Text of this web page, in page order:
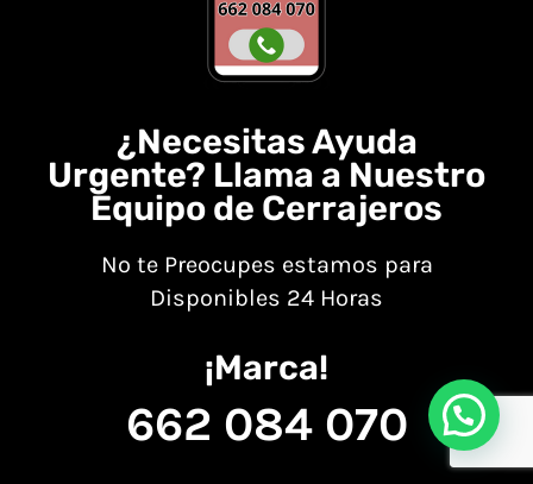
¿Necesitas Ayuda
Urgente? Llama a Nuestro
Equipo de Cerrajeros
No te Preocupes estamos para
Disponibles 24 Horas
¡Marca!
662 084 070